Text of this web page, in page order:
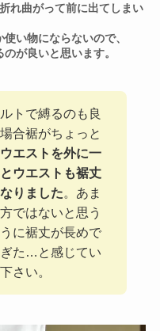
れ曲がって前に出てしまい
い物にならないので、
が良いと思います。
トで縛るのも良
合裾がちょっと
ウエストを外に一
ウエストも裾丈
りました。あま
ではないと思う
に裾丈が長めで
た…と感じてい
さい。